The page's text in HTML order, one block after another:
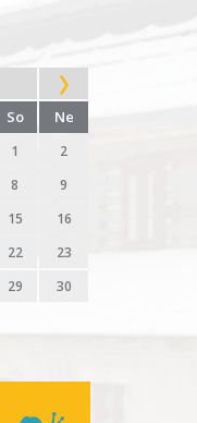
So Ne
1
2
8
9
15
16
22
23
29
30